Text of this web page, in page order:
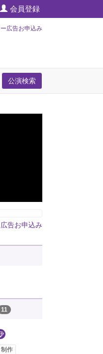
会員登録
広告お申込み
公演検索
告お申込み
11
制作